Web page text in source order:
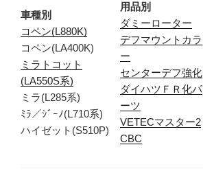
車種別
コペン(L880K)
コペン(LA400K)
ミラトコット
(LA550S系)
ミラ(L285系)
ﾐﾗ／ｼﾞｰﾉ(L710系)
ハイゼット(S510P)
用品別
ダミーローター
デフマウントカラ
ー
センターデフ強化
ダイハツＦＲ化パ
ーツ
VETECマスター2
CBC